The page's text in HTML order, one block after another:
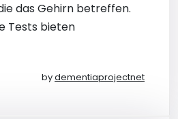
das Gehirn betreffen.
Tests bieten
bydementiaprojectnet